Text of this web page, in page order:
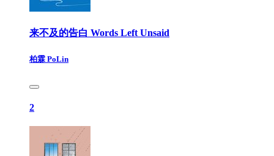
来不及的告白 Words Left Unsaid
柏霖 PoLin
2